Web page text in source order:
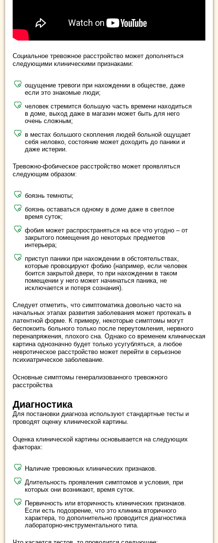
Социальное тревожное расстройство может дополняться
следующими клиническими признаками:
ощущение тревоги при нахождении в обществе, даже
если это знакомые люди;
человек стремится большую часть времени находиться
в доме, выход даже в магазин может быть для него
очень сложным;
в местах большого скопления людей больной ощущает
себя неловко, состояние может доходить до паники и
даже истерии.
Тревожно-фобическое расстройство может проявляться
следующим образом:
боязнь темноты;
боязнь оставаться одному в доме даже в светлое
время суток;
фобия может распространяться на все что угодно – от
закрытого помещения до некоторых предметов
интерьера;
приступ паники при нахождении в обстоятельствах,
которые провоцируют фобию (например, если человек
боится закрытой двери, то при нахождении в таком
помещении у него может начинаться паника, не
исключается и потеря сознания).
Следует отметить, что симптоматика довольно часто на
начальных этапах развития заболевания может протекать в
латентной форме. К примеру, некоторые симптомы могут
беспокоить больного только после переутомления, нервного
перенапряжения, плохого сна. Однако со временем клиническая
картина однозначно будет только усугубляться, а любое
невротическое расстройство может перейти в серьезное
психиатрическое заболевание.
Основные симптомы генерализованного тревожного
расстройства
Диагностика
Для постановки диагноза используют стандартные тесты и
проводят оценку клинической картины.
Оценка клинической картины основывается на следующих
факторах:
Наличие тревожных клинических признаков.
Длительность проявления симптомов и условия, при
которых они возникают, время суток.
Первичность или вторичность клинических признаков.
Если есть подозрение, что это клиника вторичного
характера, то дополнительно проводится диагностика
лабораторно-инструментального типа.